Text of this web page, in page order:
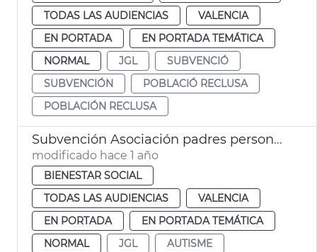
TODAS LAS AUDIENCIAS
VALENCIA
EN PORTADA
EN PORTADA TEMÁTICA
NORMAL
JGL
SUBVENCIÓ
SUBVENCIÓN
POBLACIÓ RECLUSA
POBLACIÓN RECLUSA
Subvención Asociación padres personas con autismo
modificado hace 1 año
BIENESTAR SOCIAL
TODAS LAS AUDIENCIAS
VALENCIA
EN PORTADA
EN PORTADA TEMÁTICA
NORMAL
JGL
AUTISME